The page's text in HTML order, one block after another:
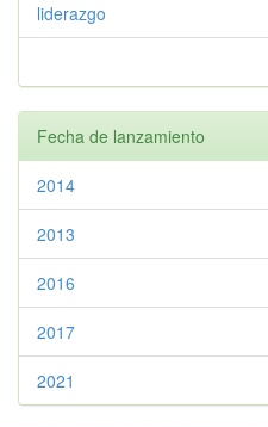
liderazgo
Fecha de lanzamiento
2014
2013
2016
2017
2021